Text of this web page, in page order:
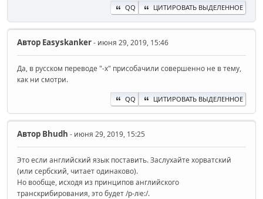
QQ ЦИТИРОВАТЬ ВЫДЕЛЕННОЕ
Автор Easyskanker- июня 29, 2019, 15:46
Да, в русском переводе "-х" присобачили совершенно не в тему,
как ни смотри.
QQ ЦИТИРОВАТЬ ВЫДЕЛЕННОЕ
Автор Bhudh - июня 29, 2019, 15:25
Это если английский язык поставить. Заслухайте хорватский
(или сербский, читает одинаково).
Но вообще, исходя из принципов английского
транскрибирования, это будет /р-лʲе:/.